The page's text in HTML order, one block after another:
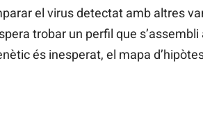
el virus detectat amb altres
trobar un perfil que
és inesperat, el mapa